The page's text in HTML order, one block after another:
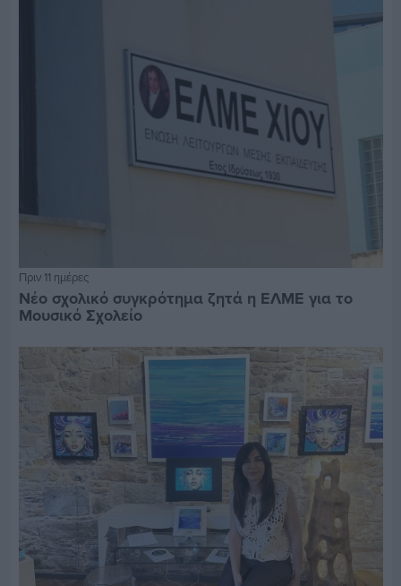
Πριν 11 ημέρες
Νέο σχολικό συγκρότημα ζητά η ΕΛΜΕ για το
Μουσικό Σχολείο